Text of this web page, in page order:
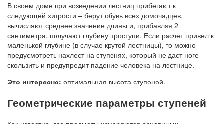
В своем доме при возведении лестниц прибегают к
следующей хитрости – берут обувь всех домочадцев,
вычисляют среднее значение длины и, прибавляя 2
сантиметра, получают глубину проступи. Если расчет привел к
маленькой глубине (в случае крутой лестницы), то можно
предусмотреть нахлест на ступенях, который не даст ноге
скользить и предупредит падение человека на лестнице.
Это интересно: оптимальная высота ступеней.
Геометрические параметры ступеней